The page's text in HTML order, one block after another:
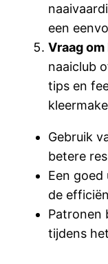
een
Vraag om
naaiclub
tips en
Gebruik
betere
Een
de
Patronen
tijdens